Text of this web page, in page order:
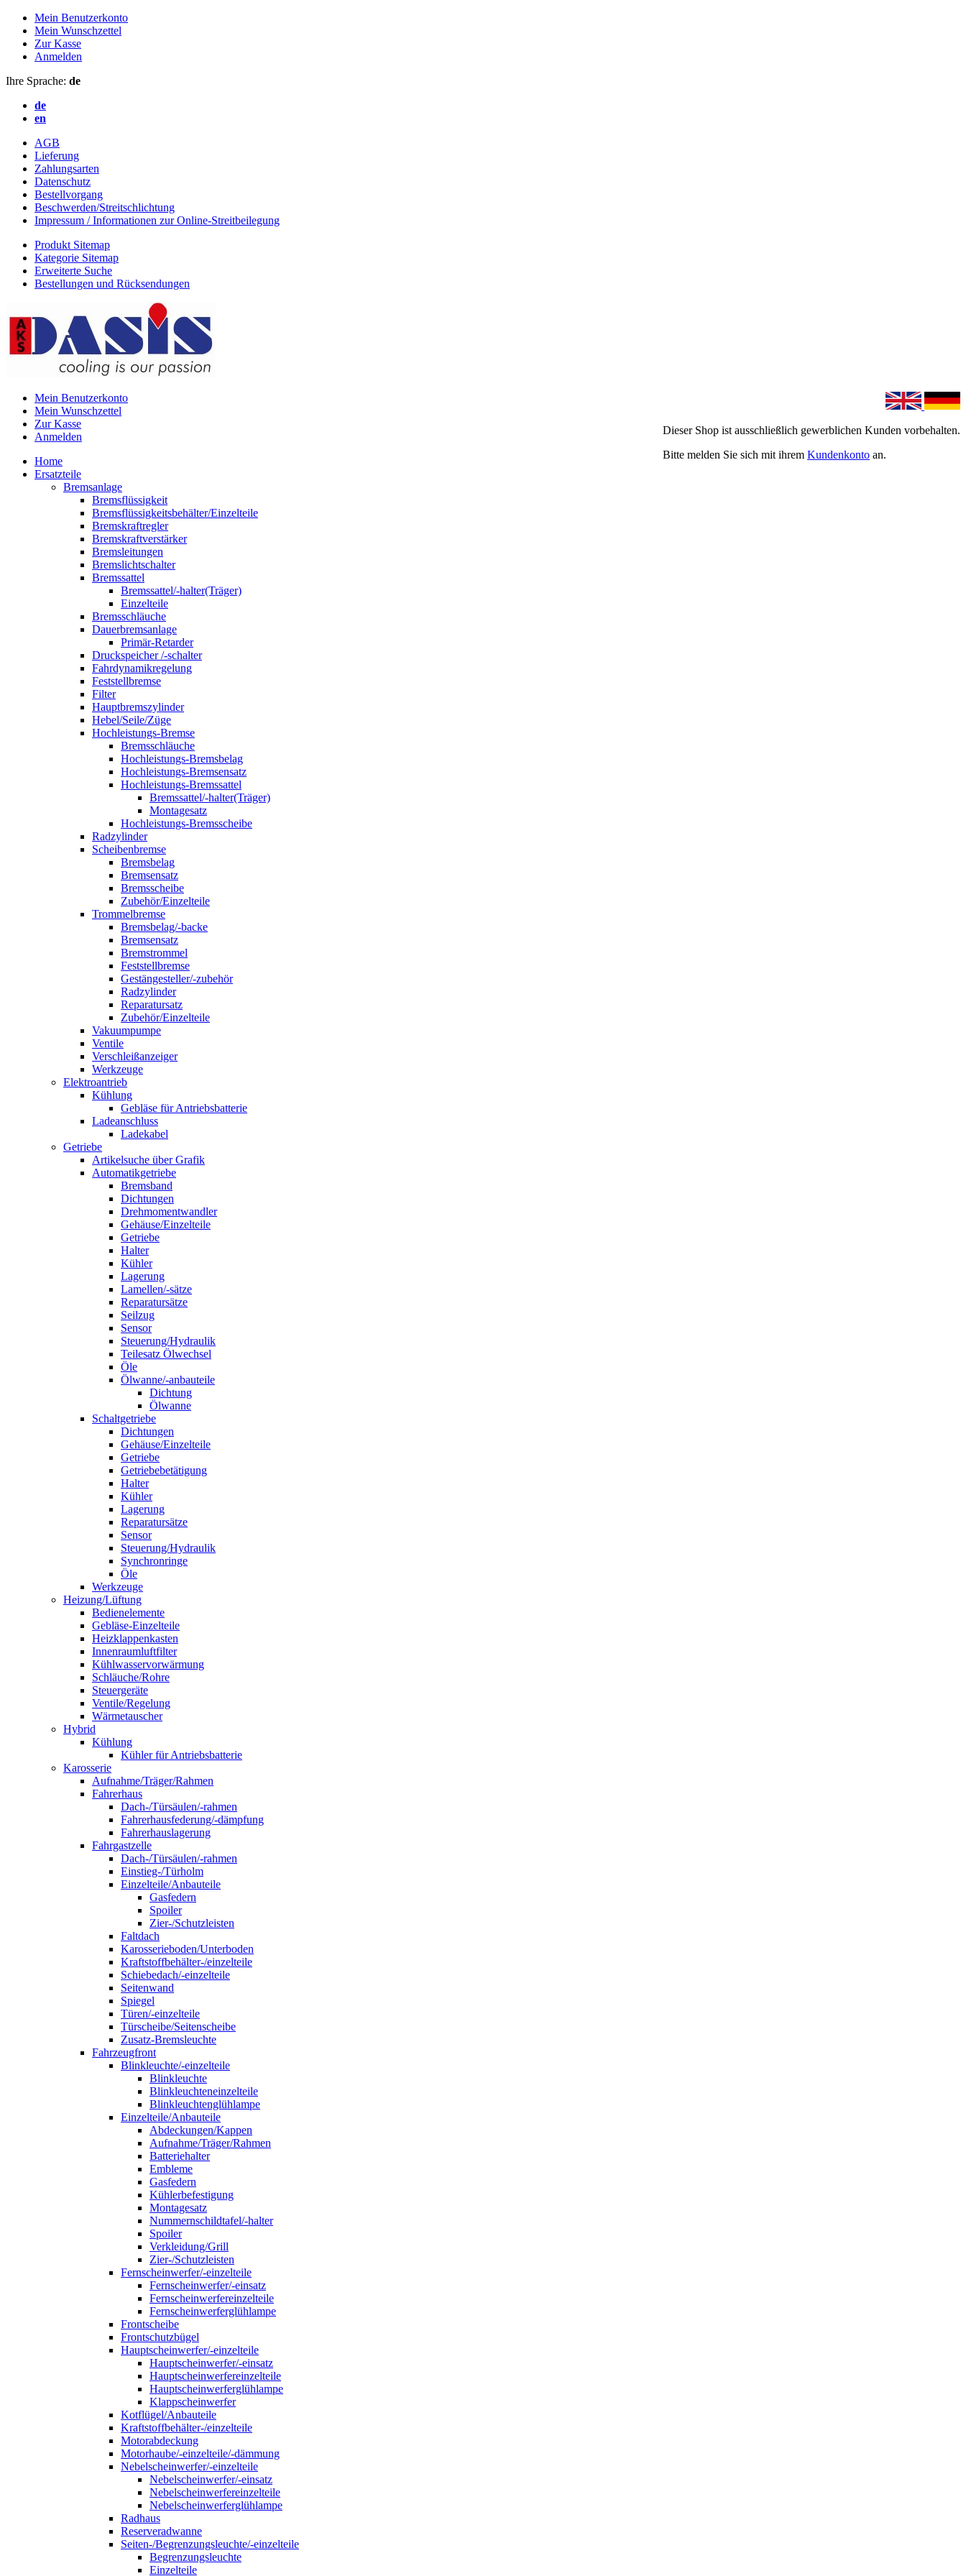
Mein Benutzerkonto
Mein Wunschzettel
Zur Kasse
Anmelden
Ihre Sprache: de
de
en
AGB
Lieferung
Zahlungsarten
Datenschutz
Bestellvorgang
Beschwerden/Streitschlichtung
Impressum / Informationen zur Online-Streitbeilegung
Produkt Sitemap
Kategorie Sitemap
Erweiterte Suche
Bestellungen und Rücksendungen
Dieser Shop ist ausschließlich gewerblichen Kunden vorbehalten.
Bitte melden Sie sich mit ihrem Kundenkonto an.
Mein Benutzerkonto
Mein Wunschzettel
Zur Kasse
Anmelden
Home
Ersatzteile
Bremsanlage
Bremsflüssigkeit
Bremsflüssigkeitsbehälter/Einzelteile
Bremskraftregler
Bremskraftverstärker
Bremsleitungen
Bremslichtschalter
Bremssattel
Bremssattel/-halter(Träger)
Einzelteile
Bremsschläuche
Dauerbremsanlage
Primär-Retarder
Druckspeicher /-schalter
Fahrdynamikregelung
Feststellbremse
Filter
Hauptbremszylinder
Hebel/Seile/Züge
Hochleistungs-Bremse
Bremsschläuche
Hochleistungs-Bremsbelag
Hochleistungs-Bremsensatz
Hochleistungs-Bremssattel
Bremssattel/-halter(Träger)
Montagesatz
Hochleistungs-Bremsscheibe
Radzylinder
Scheibenbremse
Bremsbelag
Bremsensatz
Bremsscheibe
Zubehör/Einzelteile
Trommelbremse
Bremsbelag/-backe
Bremsensatz
Bremstrommel
Feststellbremse
Gestängesteller/-zubehör
Radzylinder
Reparatursatz
Zubehör/Einzelteile
Vakuumpumpe
Ventile
Verschleißanzeiger
Werkzeuge
Elektroantrieb
Kühlung
Gebläse für Antriebsbatterie
Ladeanschluss
Ladekabel
Getriebe
Artikelsuche über Grafik
Automatikgetriebe
Bremsband
Dichtungen
Drehmomentwandler
Gehäuse/Einzelteile
Getriebe
Halter
Kühler
Lagerung
Lamellen/-sätze
Reparatursätze
Seilzug
Sensor
Steuerung/Hydraulik
Teilesatz Ölwechsel
Öle
Ölwanne/-anbauteile
Dichtung
Ölwanne
Schaltgetriebe
Dichtungen
Gehäuse/Einzelteile
Getriebe
Getriebebetätigung
Halter
Kühler
Lagerung
Reparatursätze
Sensor
Steuerung/Hydraulik
Synchronringe
Öle
Werkzeuge
Heizung/Lüftung
Bedienelemente
Gebläse-Einzelteile
Heizklappenkasten
Innenraumluftfilter
Kühlwasservorwärmung
Schläuche/Rohre
Steuergeräte
Ventile/Regelung
Wärmetauscher
Hybrid
Kühlung
Kühler für Antriebsbatterie
Karosserie
Aufnahme/Träger/Rahmen
Fahrerhaus
Dach-/Türsäulen/-rahmen
Fahrerhausfederung/-dämpfung
Fahrerhauslagerung
Fahrgastzelle
Dach-/Türsäulen/-rahmen
Einstieg-/Türholm
Einzelteile/Anbauteile
Gasfedern
Spoiler
Zier-/Schutzleisten
Faltdach
Karosserieboden/Unterboden
Kraftstoffbehälter-/einzelteile
Schiebedach/-einzelteile
Seitenwand
Spiegel
Türen/-einzelteile
Türscheibe/Seitenscheibe
Zusatz-Bremsleuchte
Fahrzeugfront
Blinkleuchte/-einzelteile
Blinkleuchte
Blinkleuchteneinzelteile
Blinkleuchtenglühlampe
Einzelteile/Anbauteile
Abdeckungen/Kappen
Aufnahme/Träger/Rahmen
Batteriehalter
Embleme
Gasfedern
Kühlerbefestigung
Montagesatz
Nummernschildtafel/-halter
Spoiler
Verkleidung/Grill
Zier-/Schutzleisten
Fernscheinwerfer/-einzelteile
Fernscheinwerfer/-einsatz
Fernscheinwerfereinzelteile
Fernscheinwerferglühlampe
Frontscheibe
Frontschutzbügel
Hauptscheinwerfer/-einzelteile
Hauptscheinwerfer/-einsatz
Hauptscheinwerfereinzelteile
Hauptscheinwerferglühlampe
Klappscheinwerfer
Kotflügel/Anbauteile
Kraftstoffbehälter-/einzelteile
Motorabdeckung
Motorhaube/-einzelteile/-dämmung
Nebelscheinwerfer/-einzelteile
Nebelscheinwerfer/-einsatz
Nebelscheinwerfereinzelteile
Nebelscheinwerferglühlampe
Radhaus
Reserveradwanne
Seiten-/Begrenzungsleuchte/-einzelteile
Begrenzungsleuchte
Einzelteile